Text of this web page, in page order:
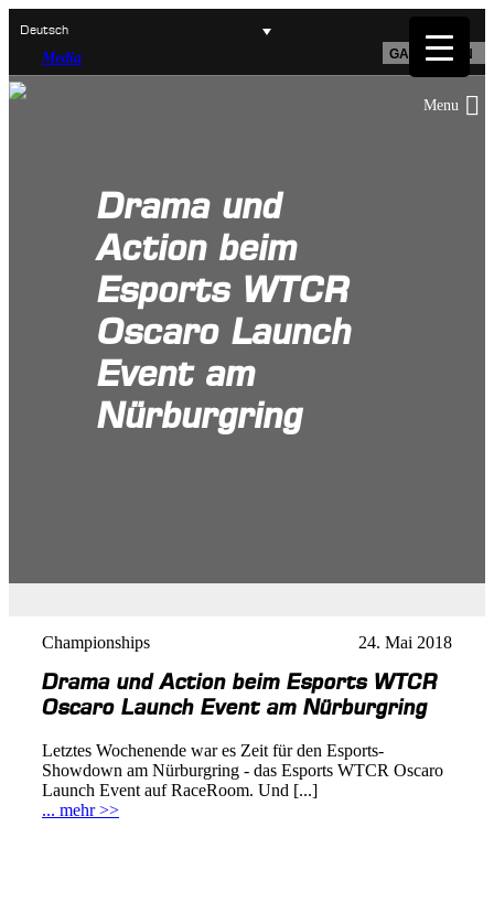
Deutsch
Media GAME LOGIN
Drama und
Action beim
Esports WTCR
Oscaro Launch
Event am
Nürburgring
Championships 24. Mai 2018
Drama und Action beim Esports WTCR
Oscaro Launch Event am Nürburgring
Letztes Wochenende war es Zeit für den Esports-
Showdown am Nürburgring - das Esports WTCR Oscaro
Launch Event auf RaceRoom. Und [...]
... mehr >>